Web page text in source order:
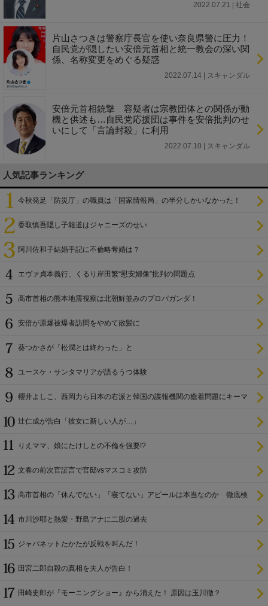
2022.07.21 | 社会
片山さつきは警察庁長官を使い奈良県警に圧力！
自民党が隠したい安倍元首相と統一教会の深い関
係、名称変更をめぐる疑惑
2022.07.14 | スキャンダル
安倍元首相銃撃 容疑者は宗教団体との関係が動
機と供述も…自民党応援団は事件を安倍批判のせ
いにして「言論封殺」に利用
2022.07.10 | スキャンダル
人気記事ランキング
今秋発足「防災庁」の職員は「国家情報局」の半分しかいなかった！
香取慎吾隠し子報道はジャニーズのせい
阿川佐和子結婚手記に不倫略奪婚は？
エヴァ貞本義行、くるり岸田繁“慰安婦像”批判の問題点
高市首相の熊本地震視察は北朝鮮並みのプロパガンダ！
安倍が原爆被爆者訪問をやめて散髪に
葵つかさが「松潤とは終わった」と
ユースケ・サンタマリアが語るうつ体験
櫻井よしこ、西岡力ら日本の右派と韓国の諜報機関の癒着問題にキーマ
辻仁成が告白「彼女に新しい人が…」
りえママ、娘にたけしとの不倫を強要!?
文春の前次官証言で官邸vsマスコミ攻防
高市首相の「休んでない」「寝てない」アピールは本当なのか 徹底検
市川沙耶と熱愛・野島アナに二股の過去
ジャパネットたかたが反戦を叫んだ！
田宮二郎自殺の真相を夫人が告白！
田崎史郎が『モーニングショー』から消えた！ 原因は玉川徹？